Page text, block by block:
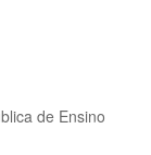
de Ensino